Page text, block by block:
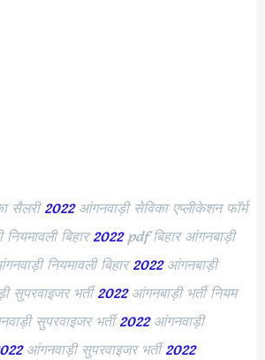
सैलरी 2022आंगनवाड़ी सेविका एप्लीकेशन फॉर्म
बिहार2022pdf बिहार आंगनबाड़ी
नियमावली बिहार2022आंगनबाड़ी
सुपरवाइजर भर्ती 2022आंगनबाड़ी भर्ती नियम
सुपरवाइजर भर्ती 2022आंगनवाड़ी
आंगनवाड़ी सुपरवाइजर भर्ती 2022